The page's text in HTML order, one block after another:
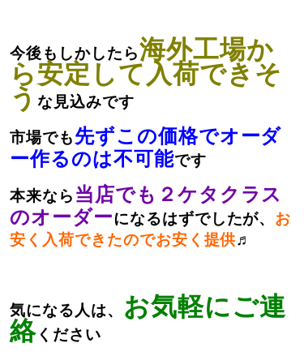
今後もしかしたら海外工場か
ら安定して入荷できそ
う な見込みです
市場でも先ずこの価格でオーダ
ー作るのは不可能です
本来なら 当店でも２ケタクラス
のオーダーになるはずでしたが、 お
安く入荷できたのでお安く提供♬
気になる人は、
お気軽にご連
絡ください